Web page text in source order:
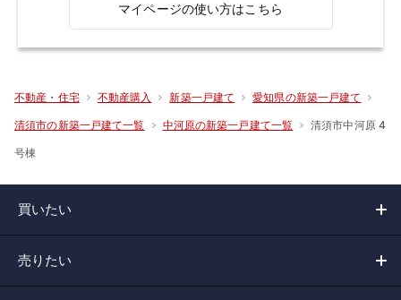
マイページの使い方はこちら
不動産・住宅 不動産購入 新築一戸建て 愛知県の新築一戸建て
清須市の新築一戸建て一覧 中河原の新築一戸建て一覧 清須市中河原 4
号棟
買いたい
売りたい